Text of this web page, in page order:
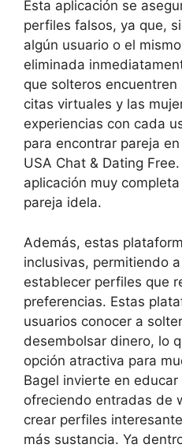
Esta aplicación se
perfiles falsos, ya que,
algún usuario o el
eliminada
que solteros
citas virtuales y las
experiencias con cada
para encontrar pareja
USA Chat & Dating
aplicación muy
pareja idela.
Además, estas
inclusivas, permitiendo
establecer perfiles que
preferencias. Estas
usuarios conocer a
desembolsar dinero, lo
opción atractiva para
Bagel invierte en
ofreciendo entradas de
crear perfiles
más sustancia. Ya